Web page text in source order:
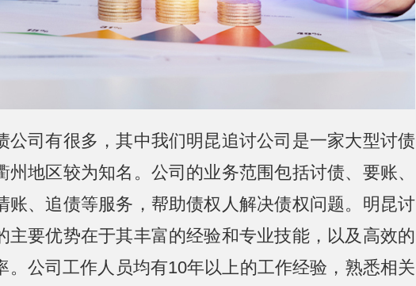
公司有很多，其中我们明昆追讨公司是一家大型讨债
州地区较为知名。公司的业务范围包括讨债、要账、
账、追债等服务，帮助债权人解决债权问题。明昆讨
主要优势在于其丰富的经验和专业技能，以及高效的
。公司工作人员均有10年以上的工作经验，熟悉相关